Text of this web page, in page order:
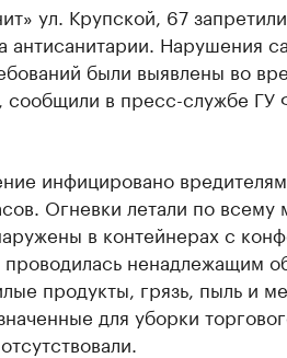
ул. Крупской, 67
антисанитарии. Нарушения
были выявлены во
сообщили в пресс-службе
инфицировано
Огневки летали по всему
в контейнерах с
ненадлежащим
продукты, грязь, пыль и
для уборки